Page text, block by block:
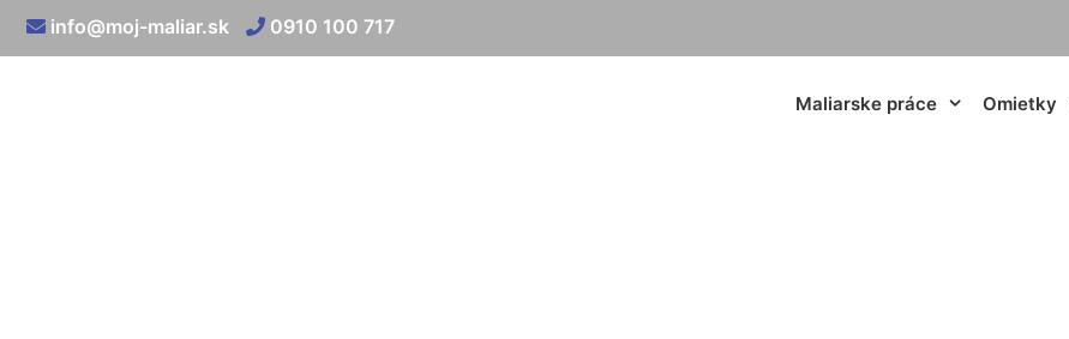
info@moj-maliar.sk 0910 100 717
Maliarske práce Omietky